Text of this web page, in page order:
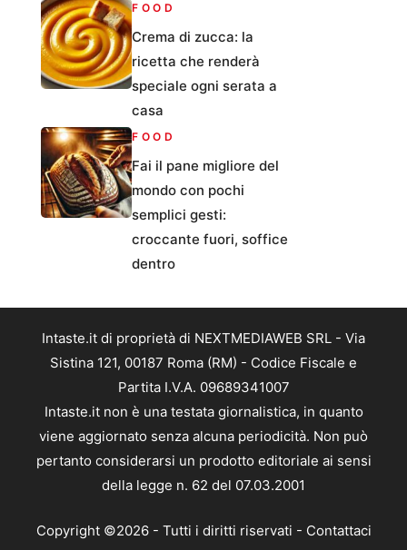
FOOD
Crema di zucca: la
ricetta che renderà
speciale ogni serata a
casa
FOOD
Fai il pane migliore del
mondo con pochi
semplici gesti:
croccante fuori, soffice
dentro
Intaste.it di proprietà di NEXTMEDIAWEB SRL - Via
Sistina 121, 00187 Roma (RM) - Codice Fiscale e
Partita I.V.A. 09689341007
Intaste.it non è una testata giornalistica, in quanto
viene aggiornato senza alcuna periodicità. Non può
pertanto considerarsi un prodotto editoriale ai sensi
della legge n. 62 del 07.03.2001
Copyright ©2026 - Tutti i diritti riservati - Contattaci